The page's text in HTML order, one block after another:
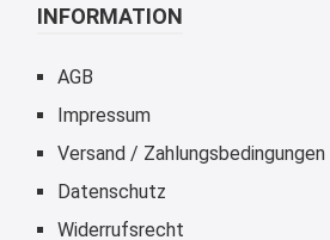
INFORMATION
AGB
Impressum
Versand / Zahlungsbedingungen
Datenschutz
Widerrufsrecht